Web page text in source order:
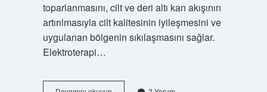
toparlanmasını, cilt ve deri altı kan akışının
artırılmasıyla cilt kalitesinin iyileşmesini ve
uygulanan bölgenin sıkılaşmasını sağlar.
Elektroterapi…